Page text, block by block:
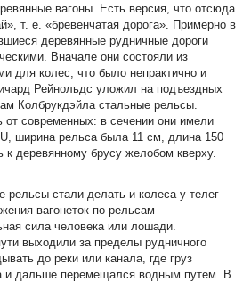
вагоны. Есть версия, что отсюда
т. е. «бревенчатая дорога». Примерно в
деревянные рудничные дороги
Вначале они состояли из
для колес, что было непрактично и
Рейнольдс уложил на подъездных
Колбрукдэйла стальные рельсы.
от современных: в сечении они имели
ширина рельса была 11 см, длина 150
деревянному брусу желобом кверху.
рельсы стали делать и колеса у телег
вагонеток по рельсам
сила человека или лошади.
выходили за пределы рудничного
до реки или канала, где груз
и дальше перемещался водным путем. В